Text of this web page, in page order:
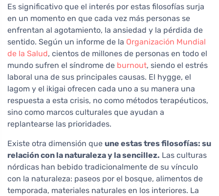
Es significativo que el interés por estas filosofías surja
en un momento en que cada vez más personas se
enfrentan al agotamiento, la ansiedad y la pérdida de
sentido. Según un informe de la Organización Mundial
de la Salud, cientos de millones de personas en todo el
mundo sufren el síndrome de burnout, siendo el estrés
laboral una de sus principales causas. El hygge, el
lagom y el ikigai ofrecen cada uno a su manera una
respuesta a esta crisis, no como métodos terapéuticos,
sino como marcos culturales que ayudan a
replantearse las prioridades.
Existe otra dimensión que une estas tres filosofías: su
relación con la naturaleza y la sencillez. Las culturas
nórdicas han bebido tradicionalmente de su vínculo
con la naturaleza: paseos por el bosque, alimentos de
temporada, materiales naturales en los interiores. La